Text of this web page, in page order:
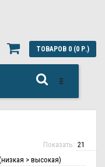
ТОВАРОВ 0 (0 Р.)
Показать: